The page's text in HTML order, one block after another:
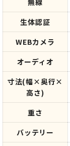
生体認証
WEBカメラ
オーディオ
寸法(幅×奥行×
高さ)
重さ
バッテリー